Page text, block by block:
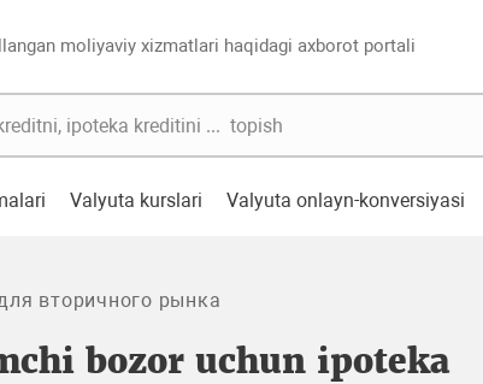
moliyaviy xizmatlari haqidagi axborot portali
Valyuta kurslari Valyuta onlayn-konversiyasi
вторичного рынка
bozor uchun ipoteka